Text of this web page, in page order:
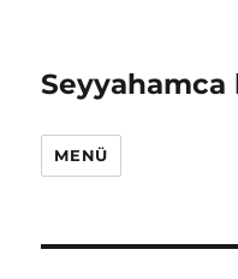
MENÜ